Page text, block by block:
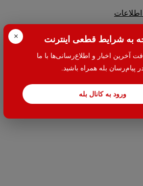
× به شرایط قطعی اینترنت
آخرین اخبار و اطلاع‌رسانی‌ها با ما
پیام‌رسان بله همراه باشید.
ورود به کانال بله